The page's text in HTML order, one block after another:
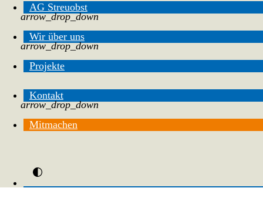
AG Streuobst
Wir über uns
arrow_drop_down
Projekte
arrow_drop_down
Kontakt
Mitmachen
arrow_drop_down